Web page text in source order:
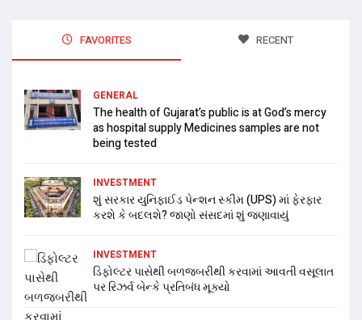
FAVORITES RECENT
GENERAL
The health of Gujarat’s public is at God’s mercy
as hospital supply Medicines samples are not
being tested
INVESTMENT
શું સરકાર યુનિફાઈડ પેન્શન સ્કીમ (UPS) માં ફેરફાર
કરશે કે બદલશે? જાણો સંસદમાં શું જણાવાયું
INVESTMENT
ડિફોલ્ટર પાસેથી બળજબરીથી કરવામાં આવતી વસૂલાત
પર રિઝર્વ બેન્કે પ્રતિબંધ મૂક્યો